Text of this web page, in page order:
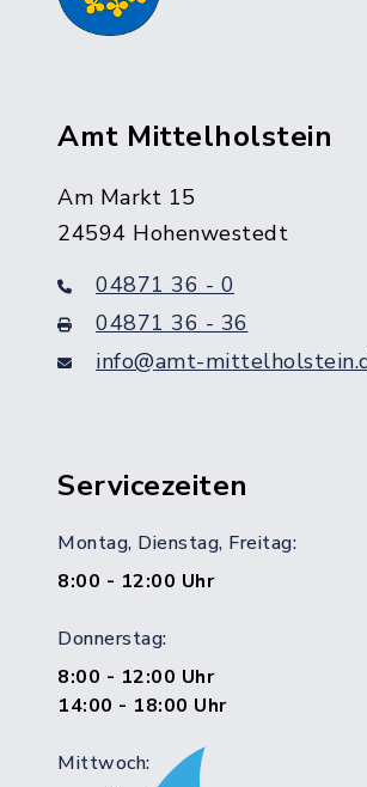
Amt Mittelholstein
Am Markt 15
24594 Hohenwestedt
04871 36 - 0
04871 36 - 36
info@amt-
Servicezeiten
Montag, Dienstag, Freitag:
8:00 - 12:00 Uhr
Donnerstag:
8:00 - 12:00 Uhr
14:00 - 18:00 Uhr
Mittwoch: